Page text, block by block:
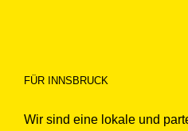
FÜR INNSBRUCK
Wir sind eine lokale und